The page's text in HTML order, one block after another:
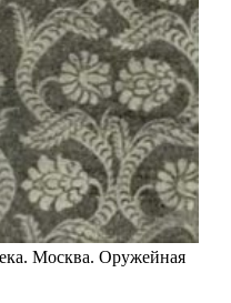
Москва. Оружейная